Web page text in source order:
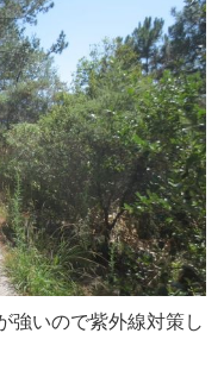
強いので紫外線対策し